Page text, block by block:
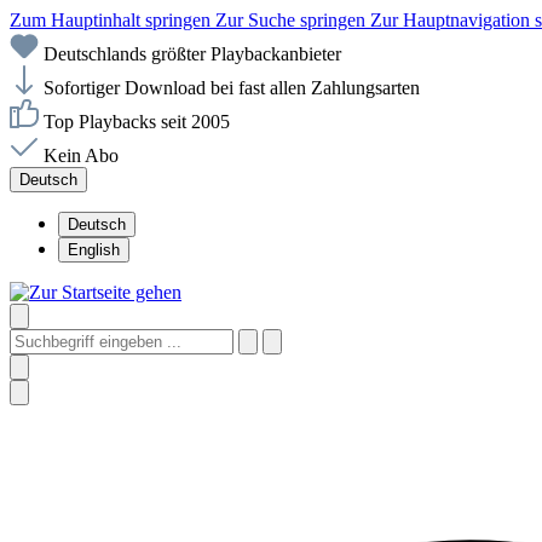
Zum Hauptinhalt springen Zur Suche springen Zur Hauptnavigation
Deutschlands größter Playbackanbieter
Sofortiger Download bei fast allen Zahlungsarten
Top Playbacks seit 2005
Kein Abo
Deutsch
Deutsch
English